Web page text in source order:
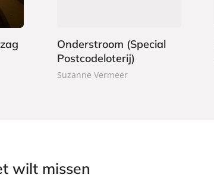
Onderstroom (Special
Postcodeloterij)
Suzanne Vermeer
wilt missen